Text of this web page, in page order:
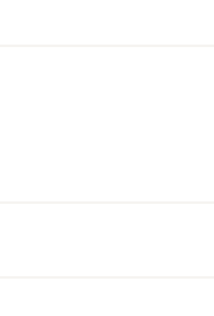
buen